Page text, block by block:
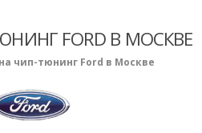
FORD В МОСКВЕ
чип-тюнинг Ford в Москве